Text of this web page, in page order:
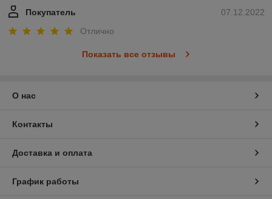
07.12.2022
Покупатель
Отлично
Показать все отзывы
О нас
Контакты
Доставка и оплата
График работы